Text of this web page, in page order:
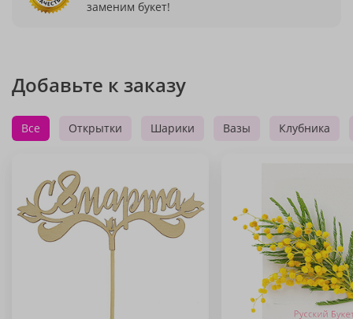
заменим букет!
Добавьте к заказу
Все Открытки Шарики Вазы Клубника